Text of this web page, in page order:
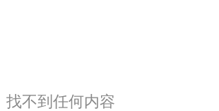
找不到任何内容